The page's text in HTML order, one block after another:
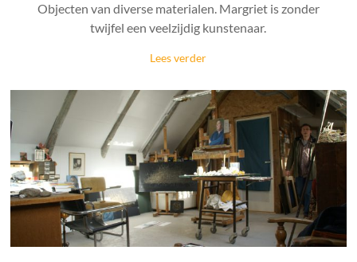
Objecten van diverse materialen. Margriet is zonder
twijfel een veelzijdig kunstenaar.
Lees verder